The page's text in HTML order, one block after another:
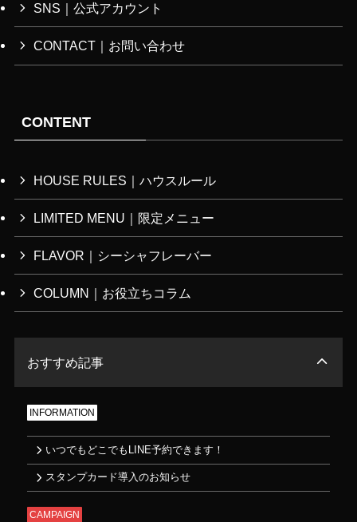
SNS｜公式アカウント
CONTACT｜お問い合わせ
CONTENT
HOUSE RULES｜ハウスルール
LIMITED MENU｜限定メニュー
FLAVOR｜シーシャフレーバー
COLUMN｜お役立ちコラム
おすすめ記事
INFORMATION
いつでもどこでもLINE予約できます！
スタンプカード導入のお知らせ
CAMPAIGN